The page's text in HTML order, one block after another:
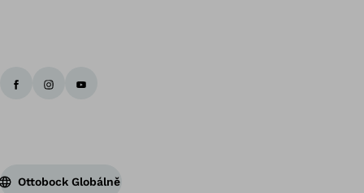
Ottobock Globálně